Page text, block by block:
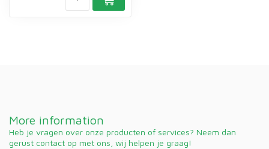
More information
Heb je vragen over onze producten of services? Neem dan
gerust contact op met ons, wij helpen je graag!